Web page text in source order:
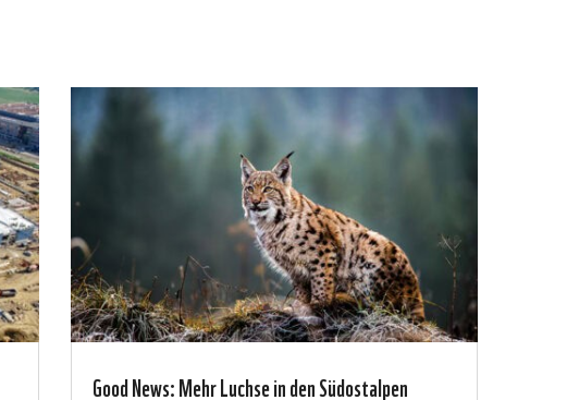
Good News: Mehr Luchse in den Südostalpen